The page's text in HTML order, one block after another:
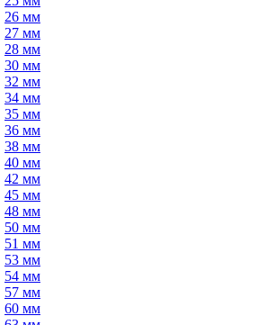
26 мм
27 мм
28 мм
30 мм
32 мм
34 мм
35 мм
36 мм
38 мм
40 мм
42 мм
45 мм
48 мм
50 мм
51 мм
53 мм
54 мм
57 мм
60 мм